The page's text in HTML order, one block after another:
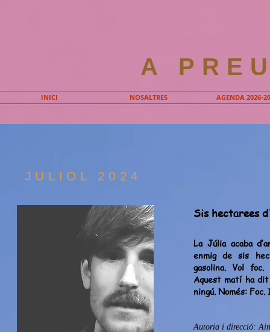
A
INICI NOSALTRES AGENDA 2026-
JULIOL 2024
Sis hectarees
La Júlia acaba
enmig de sis
gasolina. Vol
Aquest matí ha
ningú. Només:
Autoria i direcció: